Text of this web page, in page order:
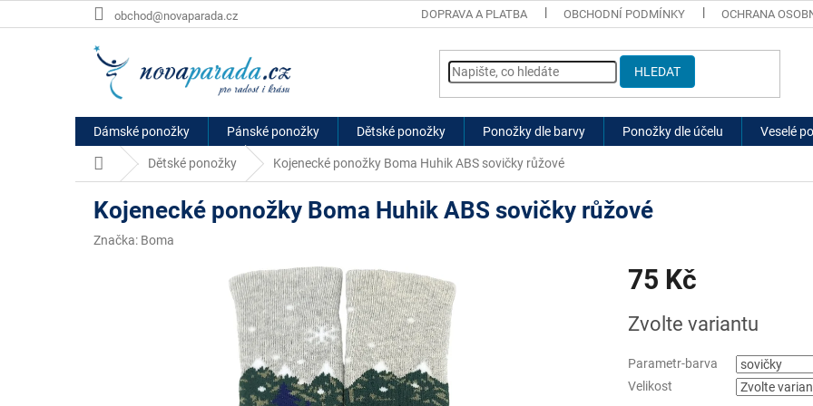
na
obchod@novaparada.cz DOPRAVA A PLATBA OBCHODNÍ PODMÍNKY OCHRANA
HLEDAT
Dámské ponožky Pánské ponožky Dětské ponožky Ponožky dle barvy Ponožky dle účelu Veselé
Domů Dětské ponožky Kojenecké ponožky Boma Huhik ABS sovičky růžové
Kojenecké ponožky Boma Huhik ABS sovičky růžové
Značka: Boma
75 Kč
cena:
Zvolte variantu
Parametr-barva
Velikost